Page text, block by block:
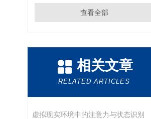
查看全部
相关文章
RELATED ARTICLES
虚拟现实环境中的注意力与状态识别